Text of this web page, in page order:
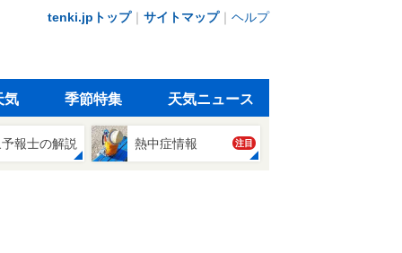
tenki.jpトップ｜ サイトマップ｜ ヘルプ
気 季節特集 天気ニュース
報士の解説 熱中症情報 注目